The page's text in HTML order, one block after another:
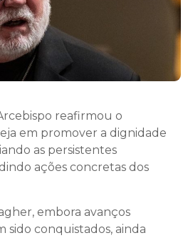
reafirmou o
em promover a dignidade
as persistentes
ações concretas dos
embora avanços
conquistados, ainda